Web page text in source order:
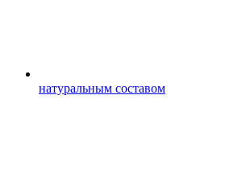
натуральным составом